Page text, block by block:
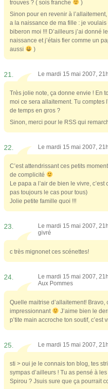
trouves ? ( sois franche
)
Sinon pour en revenir à l’allaitement,
a la naissance de ma fille : je voulais
biberon moi !!! D’ailleurs j’ai donné
naissance et j’étais fier comme un
aussi
)
21. Le mardi 15 mai 2007,
Très jolie note, ça donne envie ! En
moi ce sera allaitement. Tu comptes
de temps en gros ?
Sinon, merci pour le RSS qui
22. Le mardi 15 mai 2007,
C’est attendrissant ces petits
de complicité
Le papa a l’air de bien le vivre, c’est
pas toujours le cas pour tous)
Jolie petite famille quoi !!!
23. Le mardi 15 mai 2007,
givré
c très mignonet ces scénettes!
24. Le mardi 15 mai 2007,
Aux Pommes
Quelle maitrise d’allaitement! Bravo,
impressionnant
J’aime bien le
p’tite main accroche ton soutif, c’est
25. Le mardi 15 mai 2007,
sti > oui je le connais ton blog, tes
sympas d’ailleurs ! Tu as pensé à
Spirou ? Jsuis sure que ça pourrait